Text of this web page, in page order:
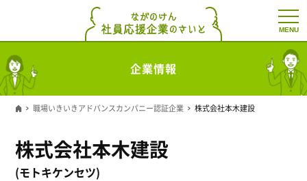
t
o
g
g
l
e
n
a
企業情報
職場いきいきアドバンスカンパニー認証企業 株式会社本木建設
株式会社本木建設
(モトキケンセツ)